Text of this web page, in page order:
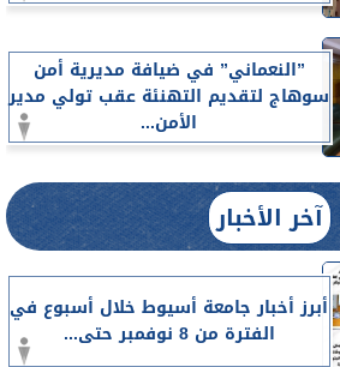
”النعماني” في ضيافة مديرية أمن
سوهاج لتقديم التهنئة عقب تولي مدير
الأمن...
آخر الأخبار
أبرز أخبار جامعة أسيوط خلال أسبوع في
الفترة من 8 نوفمبر حتى...